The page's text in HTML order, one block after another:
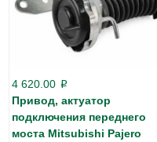
4 620.00 p
Привод, актуатор
подключения переднего
моста Mitsubishi Pajero